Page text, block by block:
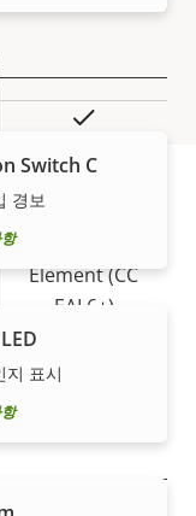
Element (CC
EAL6+)
Switch C
경보
지 표시